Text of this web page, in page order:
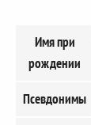
Имя при
рождении
Псевдонимы